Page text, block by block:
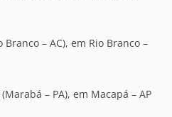
Branco – AC), em Rio Branco –
– PA), em Macapá – AP